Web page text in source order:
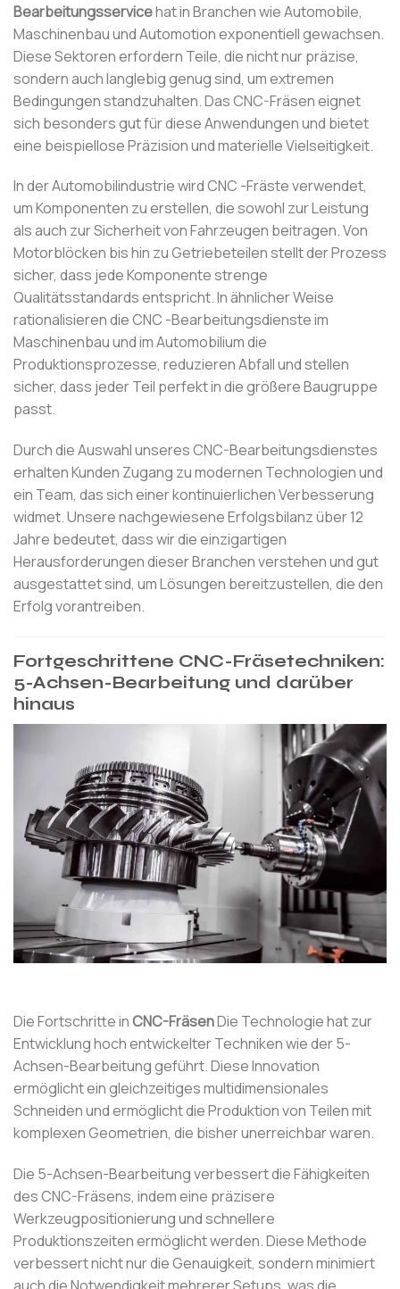
Bearbeitungsservicehat in Branchen wie Automobile,
Maschinenbau und Automotion exponentiell gewachsen.
Diese Sektoren erfordern Teile, die nicht nur präzise, ​​
sondern auch langlebig genug sind, um extremen
Bedingungen standzuhalten. Das CNC-Fräsen eignet
sich besonders gut für diese Anwendungen und bietet
eine beispiellose Präzision und materielle Vielseitigkeit.
In der Automobilindustrie wird CNC -Fräste verwendet,
um Komponenten zu erstellen, die sowohl zur Leistung
als auch zur Sicherheit von Fahrzeugen beitragen. Von
Motorblöcken bis hin zu Getriebeteilen stellt der Prozess
sicher, dass jede Komponente strenge
Qualitätsstandards entspricht. In ähnlicher Weise
rationalisieren die CNC -Bearbeitungsdienste im
Maschinenbau und im Automobilium die
Produktionsprozesse, reduzieren Abfall und stellen
sicher, dass jeder Teil perfekt in die größere Baugruppe
passt.
Durch die Auswahl unseres CNC-Bearbeitungsdienstes
erhalten Kunden Zugang zu modernen Technologien und
ein Team, das sich einer kontinuierlichen Verbesserung
widmet. Unsere nachgewiesene Erfolgsbilanz über 12
Jahre bedeutet, dass wir die einzigartigen
Herausforderungen dieser Branchen verstehen und gut
ausgestattet sind, um Lösungen bereitzustellen, die den
Erfolg vorantreiben.
Fortgeschrittene CNC-Fräsetechniken:
5-Achsen-Bearbeitung und darüber
hinaus
Die Fortschritte inCNC-FräsenDie Technologie hat zur
Entwicklung hoch entwickelter Techniken wie der 5-
Achsen-Bearbeitung geführt. Diese Innovation
ermöglicht ein gleichzeitiges multidimensionales
Schneiden und ermöglicht die Produktion von Teilen mit
komplexen Geometrien, die bisher unerreichbar waren.
Die 5-Achsen-Bearbeitung verbessert die Fähigkeiten
des CNC-Fräsens, indem eine präzisere
Werkzeugpositionierung und schnellere
Produktionszeiten ermöglicht werden. Diese Methode
verbessert nicht nur die Genauigkeit, sondern minimiert